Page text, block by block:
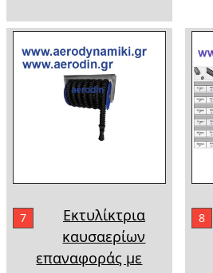
7
Εκτυλίκτρια
καυσαερίων
επαναφοράς με
8